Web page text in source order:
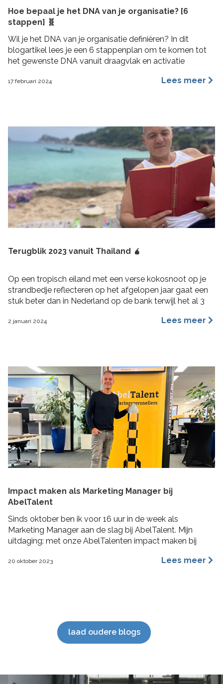
Hoe bepaal je het DNA van je organisatie? [6
stappen] 🧬
Wil je het DNA van je organisatie definiëren? In dit
blogartikel lees je een 6 stappenplan om te komen tot
het gewenste DNA vanuit draagvlak en activatie
17 februari 2024 Lees meer
Terugblik 2023 vanuit Thailand 🧉
Op een tropisch eiland met een verse kokosnoot op je
strandbedje reflecteren op het afgelopen jaar gaat een
stuk beter dan in Nederland op de bank terwijl het al 3
fijn jaar aan rijke ervaringen, nieuwe inzichten, verbinding
2 januari 2024 Lees meer
Impact maken als Marketing Manager bij
AbelTalent
Sinds oktober ben ik voor 16 uur in de week als
Marketing Manager aan de slag bij AbelTalent. Mijn
uitdaging: met onze AbelTalenten impact maken bij
voornamelijk bezig houden met branding, content
20 oktober 2023 Lees meer
laad oudere blogs